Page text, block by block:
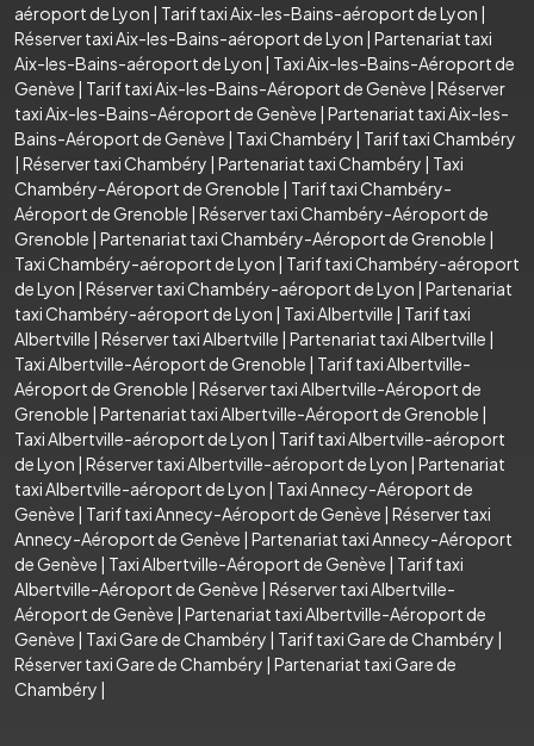
aéroport de Lyon | Tarif taxi Aix-les-Bains-aéroport de Lyon |
Réserver taxi Aix-les-Bains-aéroport de Lyon | Partenariat taxi
Aix-les-Bains-aéroport de Lyon | Taxi Aix-les-Bains-Aéroport de
Genève | Tarif taxi Aix-les-Bains-Aéroport de Genève | Réserver
taxi Aix-les-Bains-Aéroport de Genève | Partenariat taxi Aix-les-
Bains-Aéroport de Genève | Taxi Chambéry | Tarif taxi Chambéry
| Réserver taxi Chambéry | Partenariat taxi Chambéry | Taxi
Chambéry-Aéroport de Grenoble | Tarif taxi Chambéry-
Aéroport de Grenoble | Réserver taxi Chambéry-Aéroport de
Grenoble | Partenariat taxi Chambéry-Aéroport de Grenoble |
Taxi Chambéry-aéroport de Lyon | Tarif taxi Chambéry-aéroport
de Lyon | Réserver taxi Chambéry-aéroport de Lyon | Partenariat
taxi Chambéry-aéroport de Lyon | Taxi Albertville | Tarif taxi
Albertville | Réserver taxi Albertville | Partenariat taxi Albertville |
Taxi Albertville-Aéroport de Grenoble | Tarif taxi Albertville-
Aéroport de Grenoble | Réserver taxi Albertville-Aéroport de
Grenoble | Partenariat taxi Albertville-Aéroport de Grenoble |
Taxi Albertville-aéroport de Lyon | Tarif taxi Albertville-aéroport
de Lyon | Réserver taxi Albertville-aéroport de Lyon | Partenariat
taxi Albertville-aéroport de Lyon | Taxi Annecy-Aéroport de
Genève | Tarif taxi Annecy-Aéroport de Genève | Réserver taxi
Annecy-Aéroport de Genève | Partenariat taxi Annecy-Aéroport
de Genève | Taxi Albertville-Aéroport de Genève | Tarif taxi
Albertville-Aéroport de Genève | Réserver taxi Albertville-
Aéroport de Genève | Partenariat taxi Albertville-Aéroport de
Genève | Taxi Gare de Chambéry | Tarif taxi Gare de Chambéry |
Réserver taxi Gare de Chambéry | Partenariat taxi Gare de
Chambéry |